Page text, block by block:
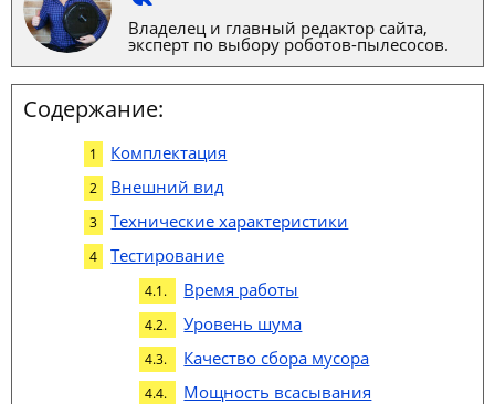
Владелец и главный редактор сайта,
эксперт по выбору роботов-пылесосов.
Содержание:
Комплектация
Внешний вид
Технические характеристики
Тестирование
Время работы
Уровень шума
Качество сбора мусора
Мощность всасывания